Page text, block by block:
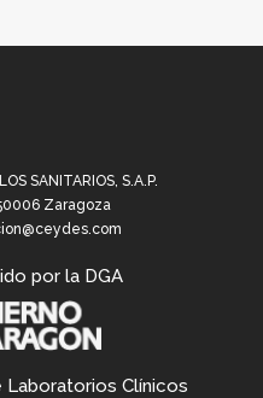
SANITARIOS, S.A.P.
Zaragoza
por la DGA
Laboratorios Clínicos